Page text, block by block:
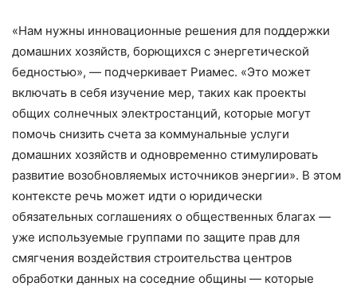
«Нам нужны инновационные решения для поддержки
домашних хозяйств, борющихся с энергетической
бедностью», — подчеркивает Риамес. «Это может
включать в себя изучение мер, таких как проекты
общих солнечных электростанций, которые могут
помочь снизить счета за коммунальные услуги
домашних хозяйств и одновременно стимулировать
развитие возобновляемых источников энергии». В этом
контексте речь может идти о юридически
обязательных соглашениях о общественных благах —
уже используемые группами по защите прав для
смягчения воздействия строительства центров
обработки данных на соседние общины — которые